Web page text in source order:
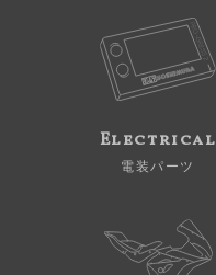
Electrical
電装パーツ